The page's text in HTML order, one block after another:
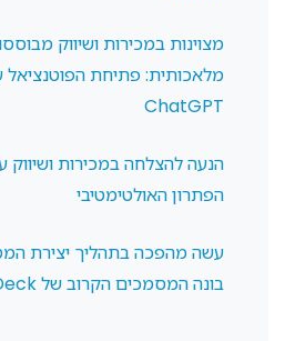
מצוינות במכירות ושיווק
ChatGPT
הפתרון האולטימטיבי
עשה מהפכה בתהליך יצירת
בונה המסמכים הקרוב של OneDeck